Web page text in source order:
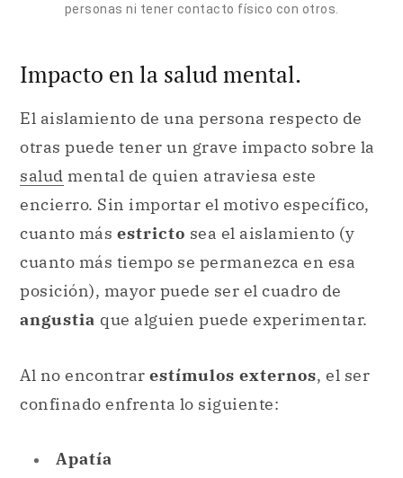
personas ni tener contacto físico con otros.
Impacto en la salud mental.
El aislamiento de una persona respecto de
otras puede tener un grave impacto sobre la
salud mental de quien atraviesa este
encierro. Sin importar el motivo específico,
cuanto más estricto sea el aislamiento (y
cuanto más tiempo se permanezca en esa
posición), mayor puede ser el cuadro de
angustia que alguien puede experimentar.
Al no encontrar estímulos externos, el ser
confinado enfrenta lo siguiente:
Apatía